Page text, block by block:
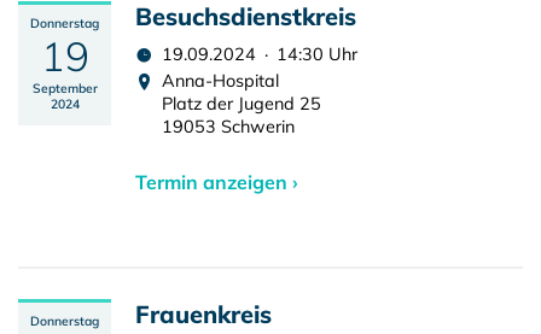
Donnerstag
19
September
2024
Besuchsdienstkreis
19.09.2024 · 14:30 Uhr
Anna-Hospital
Platz der Jugend 25
19053 Schwerin
Termin anzeigen ›
Donnerstag Frauenkreis